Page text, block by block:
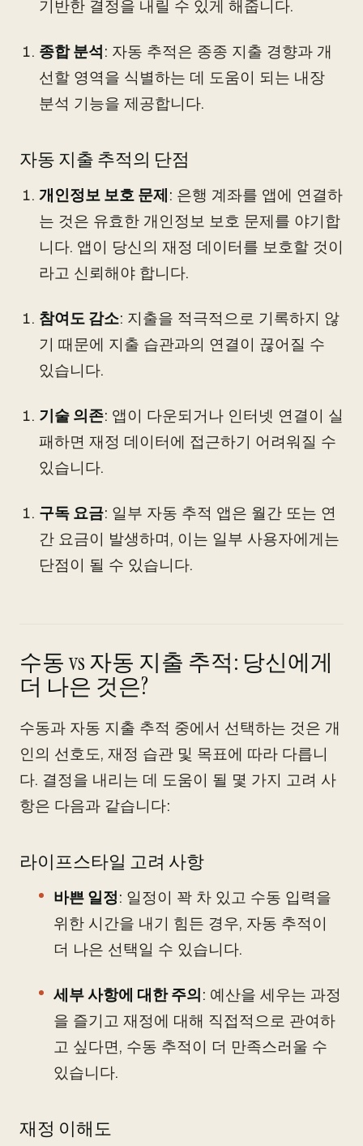
기반한 결정을 내릴 수 있게 해줍니다.
종합 분석: 자동 추적은 종종 지출 경향과 개
선할 영역을 식별하는 데 도움이 되는 내장
분석 기능을 제공합니다.
자동 지출 추적의 단점
개인정보 보호 문제: 은행 계좌를 앱에 연결하
는 것은 유효한 개인정보 보호 문제를 야기합
니다. 앱이 당신의 재정 데이터를 보호할 것이
라고 신뢰해야 합니다.
참여도 감소: 지출을 적극적으로 기록하지 않
기 때문에 지출 습관과의 연결이 끊어질 수
있습니다.
기술 의존: 앱이 다운되거나 인터넷 연결이 실
패하면 재정 데이터에 접근하기 어려워질 수
있습니다.
구독 요금: 일부 자동 추적 앱은 월간 또는 연
간 요금이 발생하며, 이는 일부 사용자에게는
단점이 될 수 있습니다.
수동 vs 자동 지출 추적: 당신에게
더 나은 것은?
수동과 자동 지출 추적 중에서 선택하는 것은 개
인의 선호도, 재정 습관 및 목표에 따라 다릅니
다. 결정을 내리는 데 도움이 될 몇 가지 고려 사
항은 다음과 같습니다:
라이프스타일 고려 사항
바쁜 일정: 일정이 꽉 차 있고 수동 입력을
위한 시간을 내기 힘든 경우, 자동 추적이
더 나은 선택일 수 있습니다.
세부 사항에 대한 주의: 예산을 세우는 과정
을 즐기고 재정에 대해 직접적으로 관여하
고 싶다면, 수동 추적이 더 만족스러울 수
있습니다.
재정 이해도